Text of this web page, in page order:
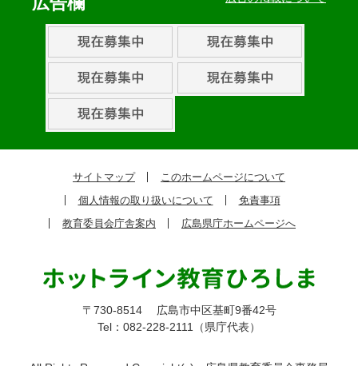
サイトマップ
このホームページについて
個人情報の取り扱いについて
免責事項
教育委員会庁舎案内
広島県庁ホームページへ
〒730-8514
広島市中区基町9番42号
Tel：082-228-2111（県庁代表）